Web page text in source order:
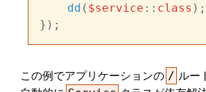
dd ( $service :: class );
この例でアプリケーションの / ルー